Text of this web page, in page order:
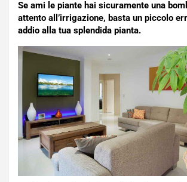
Se ami le piante hai sicuramente una
attento all’irrigazione, basta un piccolo
addio alla tua splendida pianta.